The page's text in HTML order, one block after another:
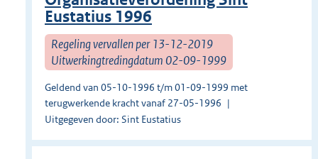
Eustatius 1996
Regeling vervallen per 13-12-2019
Uitwerkingtredingdatum 02-09-1999
Geldend van 05-10-1996 t/m 01-09-1999 met
terugwerkende kracht vanaf 27-05-1996
Uitgegeven door: Sint Eustatius